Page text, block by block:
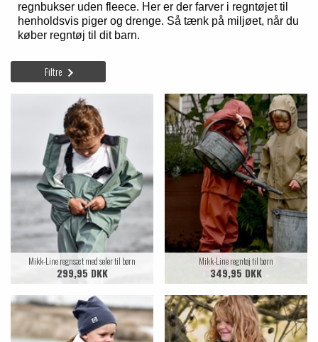
regnbukser uden fleece. Her er der farver i regntøjet til
henholdsvis piger og drenge. Så tænk på miljøet, når du
køber regntøj til dit barn.
Filtre
Mikk-Line regnsæt med seler til børn
299,95 DKK
Mikk-Line regntøj til børn
349,95 DKK